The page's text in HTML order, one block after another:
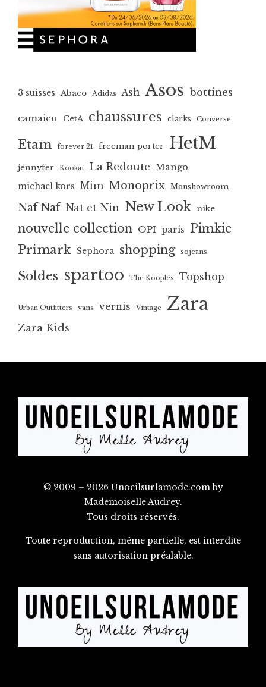
3 suisses Abaco Adidas Ash Asos bottines
camaieu CetA chaussures clarks Converse
Etam forever 21 freeman porter HetM
jennyfer Kookai La Redoute Mango
michael kors Mim Monoprix Monshowroom
Naf Naf Nat et Nin New Look nike
nouvelle collection OPI paris Pimkie
Primark Sephora shopping sojeans
Soldes spartoo The Kooples Topshop
Urban Outfitters vans vernis Vintage Zara
Zara Kids
© 2009 – 2026 Unoeilsurlamode.com by
Mademoiselle Audrey.
Tous droits réservés.
Toute reproduction, même partielle, est interdite
sans autorisation préalable.